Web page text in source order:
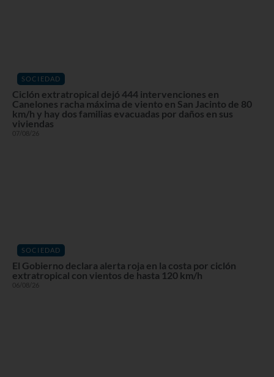
SOCIEDAD
Ciclón extratropical dejó 444 intervenciones en
Canelones racha máxima de viento en San Jacinto de 80
km/h y hay dos familias evacuadas por daños en sus
viviendas
07/08/26
SOCIEDAD
El Gobierno declara alerta roja en la costa por ciclón
extratropical con vientos de hasta 120 km/h
06/08/26